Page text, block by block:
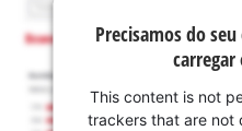
Precisamos do
carregar
This content is not
trackers that are not